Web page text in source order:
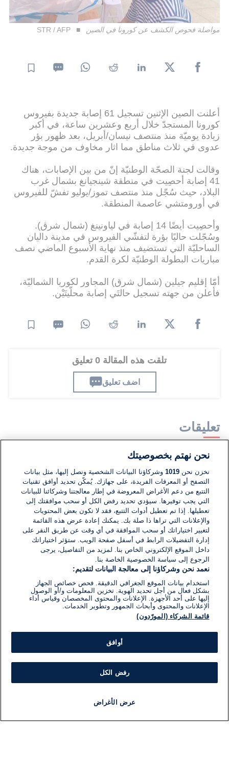
مواصلة فحوص الكشف عن كورونا في الصين STR / AFP
أعلنت الصين الإثنين تسجيل 61 إصابة جديدة بفيروس
كورونا المستجدّ خلال أربع وعشرين ساعة، في أكبر
زيادة يوميّة منذ منتصف نيسان/أبريل، بعد ظهور بؤر
عدوى في ثلاث مناطق مما اثار مخاوف من موجة جديدة.
وقالت لجنة الصحّة الوطنيّة إنّ من بين الإصابات، هناك
41 إصابة أحصِيت في منطقة شينجيانغ بشمال غرب
البلاد، حيث سُجّل منذ منتصف تموز/يوليو تفشّ للفيروس
في أورومتشي عاصمة المنطقة.
وأحصِيت أيضًا 14 إصابة في لياونينغ (شمال شرق).
وسُجّلت حاليًا بؤرة لتفشّي الفيروس في مدينة داليان
الساحليّة التي تستضيف منذ نهاية الأسبوع الماضي نصف
مباريات البطولة الوطنيّة لكرة القدم.
أمّا إقليم جيلين (شمال شرق) المجاور لكوريا الشماليّة،
فأعلن من جهته تسجيل حالتَي إصابة محلّيتَيْن.
تلقت هذه المقالة 0 تعليق
اضف تعليق
تعليقات
لا توجد تعليقات مكتوبة حتى الآن. كن الأول!
اكتب تعليقًا جديدًا ...
نحن نهتم بخصوصيتك
نخزن نحن1019 وشركاؤنا البيانات الشخصية ونصل إليها، مثل بيانات
التصفح أو المعرفات الفريدة، على جهازك. يُمكّن تحديد أوافق تقنيات
التتبع من دعم الأغراض المعروضة في إطار معالجتنا وشركائنا للبيانات
التي يجب توفيرها. سيؤدي تحديد رفض الكل أو سحب موافقتك إلى
تعطيلها. إذا تم تعطيل أدوات التتبع، فقد لا تكون بعض المحتويات
والإعلانات التي تراها ذا صلة بك. يمكنك إعادة عرض هذه القائمة
لتغيير اختياراتك أو سحب الموافقة في أي وقت عن طريق النقر على
إدارة التفضيلات الرابط في أسفل صفحة الويب. ستؤثر اختياراتك
داخل الموقع الإلكتروني الخاص بنا. لمزيد من التفاصيل، يرجى
الرجوع إلى سياسة الخصوصية الخاصة بنا.
نعمد نحن وشركاؤنا إلى معالجة البيانات لتقديم:
استخدام بيانات الموقع الجغرافي الدقيقة. فحص خصائص الجهاز
بشكل فعال من أجل تحديد الهوية. تخزين المعلومات و/أو الوصول
إليها على أحد الأجهزة. الإعلانات والمحتوى المخصصان وقياس أداء
الإعلانات والمحتوى وأبحاث الجمهور وتطوير الخدمات.
قائمة الشركاء (المورّدون)
أوافق
رفض الكل
عرض الأغراض